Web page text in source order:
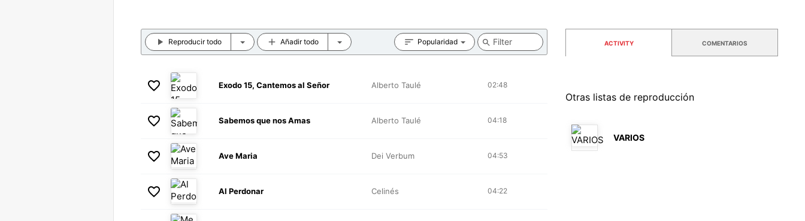
Reproducir todo Añadir todo Popularidad
Exodo 15, Cantemos al Señor Alberto Taulé 02:48
Sabemos que nos Amas Alberto Taulé 04:18
Ave Maria Dei Verbum 04:53
Al Perdonar Celinés 04:22
ACTIVITY COMENTARIOS
Otras listas de reproducción
VARIOS